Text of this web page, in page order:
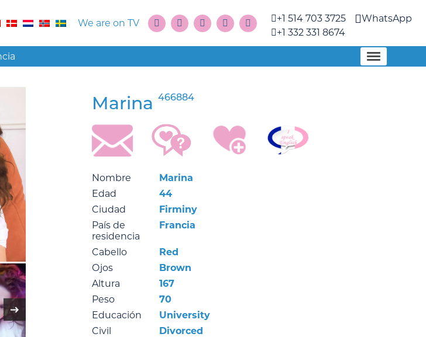
We are on TV
+1 514 703 3725
+1 332 331 8674
WhatsApp
Marina 466884
Nombre
Marina
Edad
44
Ciudad
Firminy
País de
residencia
Francia
Cabello
Red
Ojos
Brown
Altura
167
Peso
70
Educación
University
Civil
Divorced